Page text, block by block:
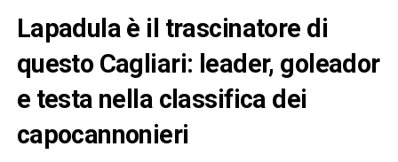
Lapadula è il trascinatore di
questo Cagliari: leader, goleador
e testa nella classifica dei
capocannonieri